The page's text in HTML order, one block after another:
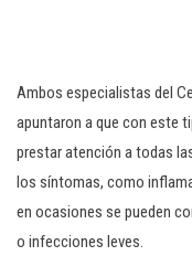
Ambos especialistas del
apuntaron a que con este
prestar atención a todas
los síntomas, como
en ocasiones se pueden
o infecciones leves.